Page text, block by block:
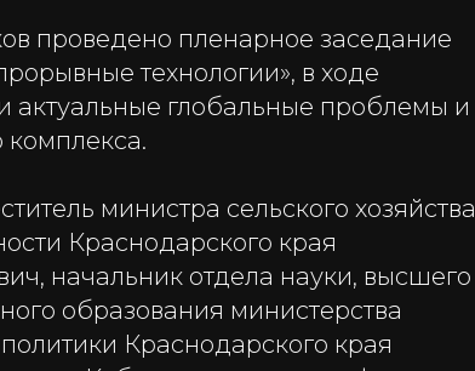
проведено пленарное заседание
технологии», в ходе
актуальные глобальные проблемы и
министра сельского хозяйства
Краснодарского края
начальник отдела науки, высшего
образования министерства
Краснодарского края